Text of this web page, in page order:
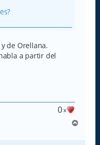
de Orellana.
a partir del
0x
r